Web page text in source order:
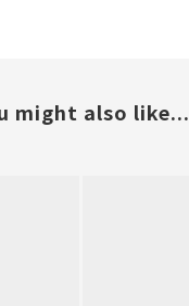
might also like...